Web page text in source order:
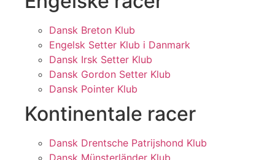
Dansk Breton Klub
Engelsk Setter Klub i Danmark
Dansk Irsk Setter Klub
Dansk Gordon Setter Klub
Dansk Pointer Klub
Kontinentale racer
Dansk Drentsche Patrijshond Klub
Dansk Münsterländer Klub